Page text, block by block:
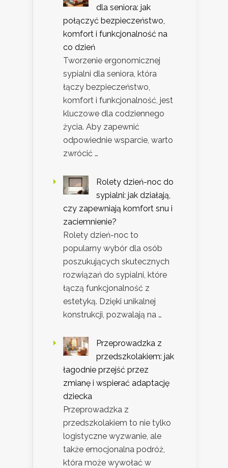
dla seniora: jak
połączyć bezpieczeństwo,
komfort i funkcjonalność na
co dzień
Tworzenie ergonomicznej
sypialni dla seniora, która
łączy bezpieczeństwo,
komfort i funkcjonalność, jest
kluczowe dla codziennego
życia. Aby zapewnić
odpowiednie wsparcie, warto
zwrócić …
Rolety dzień-noc do
sypialni: jak działają,
czy zapewniają komfort snu i
zaciemnienie?
Rolety dzień-noc to
popularny wybór dla osób
poszukujących skutecznych
rozwiązań do sypialni, które
łączą funkcjonalność z
estetyką. Dzięki unikalnej
konstrukcji, pozwalają na …
Przeprowadzka z
przedszkolakiem: jak
łagodnie przejść przez
zmianę i wspierać adaptację
dziecka
Przeprowadzka z
przedszkolakiem to nie tylko
logistyczne wyzwanie, ale
także emocjonalna podróż,
która może wywołać w